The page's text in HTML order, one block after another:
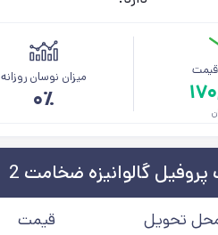
میزان نوسان روزانه
۰٪
گالوانیزه ضخامت 2
تحویل قیمت